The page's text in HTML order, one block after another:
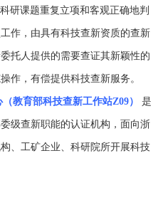
研课题重复立项和客观正确地判
作，由具有科技查新资质的查新
托人提供的需要查证其新颖性的
作，有偿提供科技查新服务。
教育部科技查新工作站Z09） 是
级查新职能的认证机构，面向浙
、工矿企业、科研院所开展科技